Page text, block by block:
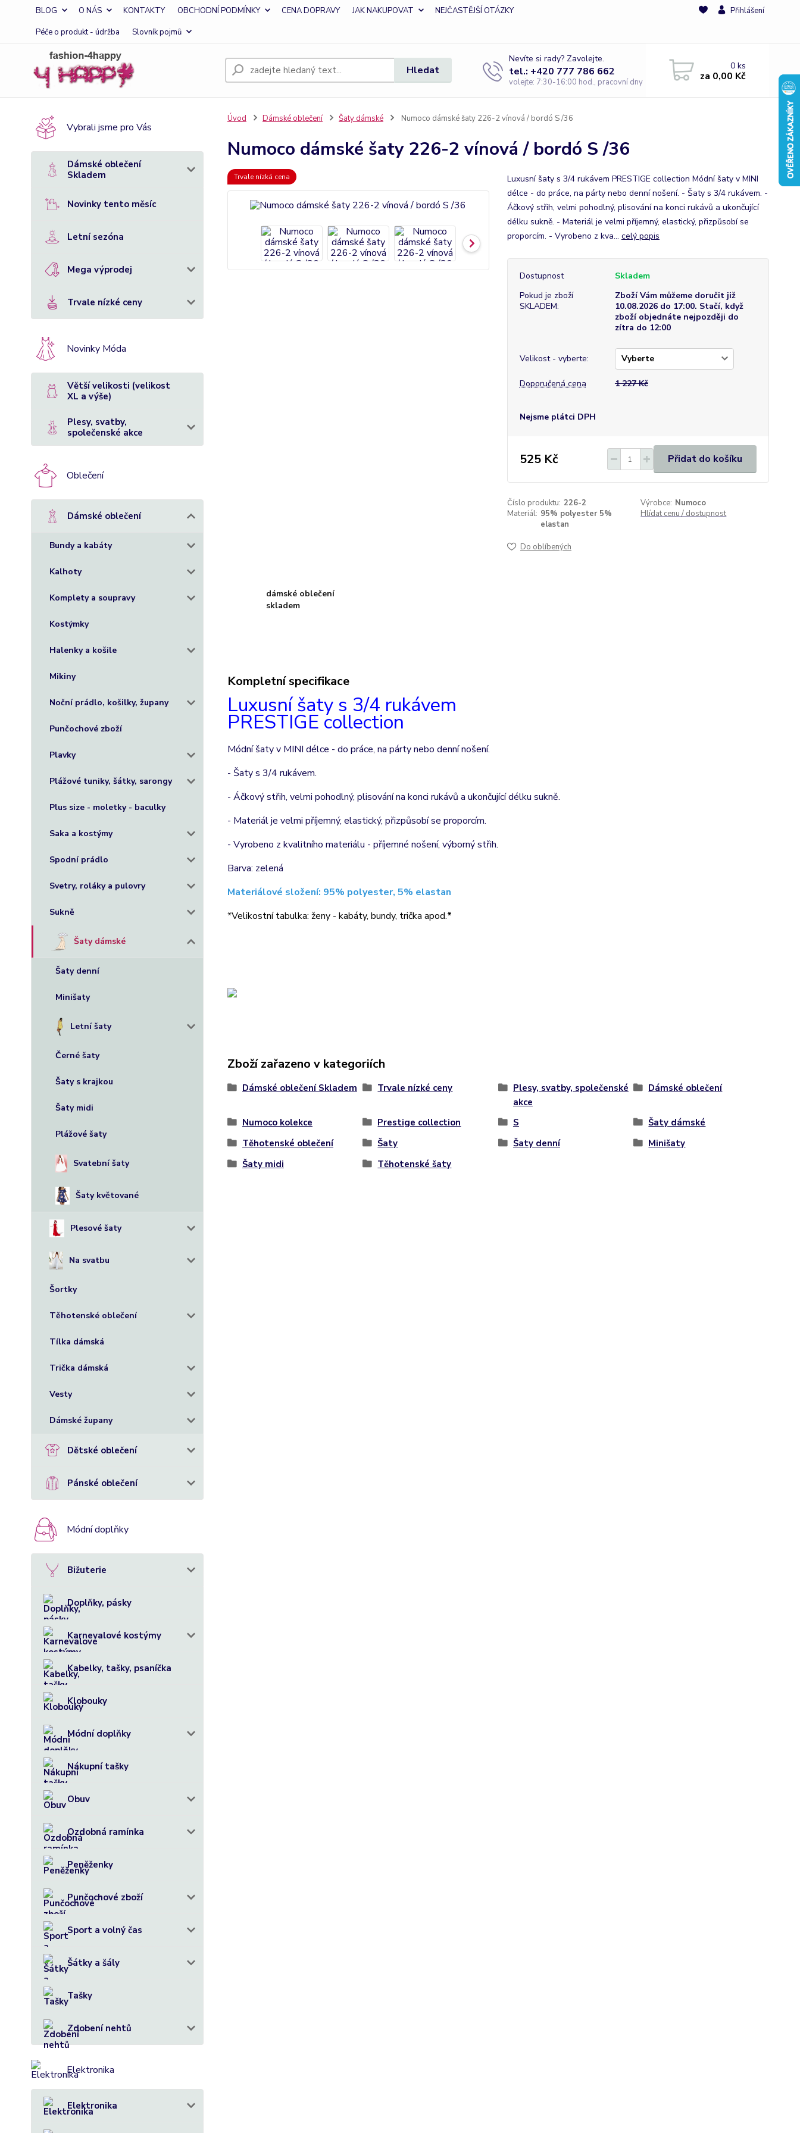
BLOG O NÁS KONTAKTY OBCHODNÍ PODMÍNKY CENA DOPRAVY JAK NAKUPOVAT
NEJČASTĚJŠÍ OTÁZKY
Péče o produkt - údržba
Slovník pojmů
Přihlášení
Hledat
Nevíte si rady? Zavolejte.
tel.: +420 777 786 662
volejte: 7:30-16:00 hod., pracovní dny
0ks
za 0,00 Kč
Vybrali jsme pro Vás
Dámské oblečení
Skladem
Novinky tento měsíc
Letní sezóna
Mega výprodej
Trvale nízké ceny
Novinky Móda
Větší velikosti (velikost
XL a výše)
Plesy, svatby,
společenské akce
Oblečení
Dámské oblečení
Bundy a kabáty
Kalhoty
Komplety a soupravy
Kostýmky
Halenky a košile
Mikiny
Noční prádlo, košilky, župany
Punčochové zboží
Plavky
Plážové tuniky, šátky, sarongy
Plus size - moletky - baculky
Saka a kostýmy
Spodní prádlo
Svetry, roláky a pulovry
Sukně
Šaty dámské
Šaty denní
Minišaty
Letní šaty
Černé šaty
Šaty s krajkou
Šaty midi
Plážové šaty
Svatební šaty
Šaty květované
Plesové šaty
Na svatbu
Šortky
Těhotenské oblečení
Tílka dámská
Trička dámská
Vesty
Dámské župany
Dětské oblečení
Pánské oblečení
Módní doplňky
Bižuterie
Doplňky, pásky
Karnevalové kostýmy
Kabelky, tašky, psaníčka
Klobouky
Módní doplňky
Nákupní tašky
Obuv
Ozdobná ramínka
Peněženky
Punčochové zboží
Sport a volný čas
Šátky a šály
Tašky
Zdobení nehtů
Elektronika
Elektronika
Úvod Dámské oblečení Šaty dámské Numoco dámské šaty 226-2 vínová / bordó S /36
Numoco dámské šaty 226-2 vínová / bordó S /36
Trvale nízká cena
Luxusní šaty s 3/4 rukávem PRESTIGE collection Módní šaty v MINI
délce - do práce, na párty nebo denní nošení. - Šaty s 3/4 rukávem. -
Áčkový střih, velmi pohodlný, plisování na konci rukávů a ukončující
délku sukně. - Materiál je velmi příjemný, elastický, přizpůsobí se
proporcím. - Vyrobeno z kva... celý popis
Dostupnost
Skladem
Pokud je zboží
SKLADEM:
Zboží Vám můžeme doručit již
10.08.2026 do 17:00. Stačí, když
zboží objednáte nejpozději do
zítra do 12:00
Velikost - vyberte:
Doporučená cena 1 227 Kč
Nejsme plátci DPH
525 Kč Přidat do košíku
Číslo produktu: 226-2 Výrobce: Numoco
Materiál: 95% polyester 5%
elastan
Hlídat cenu / dostupnost
Do oblíbených
dámské oblečení
skladem
Kompletní specifikace
Luxusní šaty s 3/4 rukávem
PRESTIGE collection
Módní šaty v MINI délce - do práce, na párty nebo denní nošení.
- Šaty s 3/4 rukávem.
- Áčkový střih, velmi pohodlný, plisování na konci rukávů a ukončující délku sukně.
- Materiál je velmi příjemný, elastický, přizpůsobí se proporcím.
- Vyrobeno z kvalitního materiálu - příjemné nošení, výborný střih.
Barva: zelená
Materiálové složení: 95% polyester, 5% elastan
*Velikostní tabulka: ženy - kabáty, bundy, trička apod.*
Zboží zařazeno v kategoriích
Dámské oblečení Skladem Trvale nízké ceny
Plesy, svatby, společenské
akce
Dámské oblečení
Numoco kolekce Prestige collection S
Šaty dámské
Těhotenské oblečení
Šaty Šaty denní
Minišaty
Šaty midi
Těhotenské šaty